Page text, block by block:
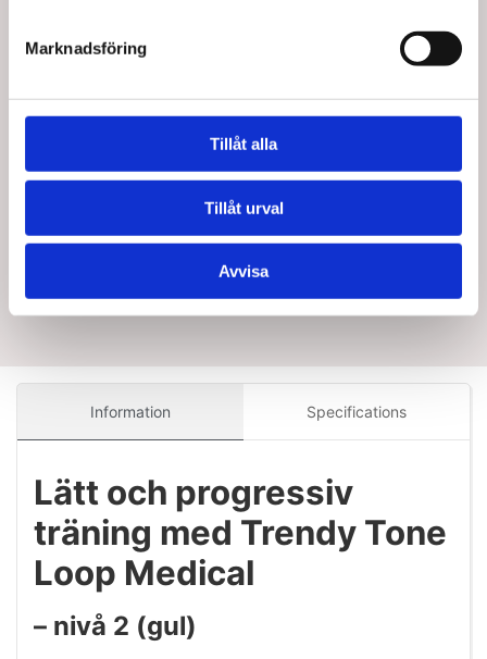
Marknadsföring
Tillåt alla
Tillåt urval
Avvisa
69,75
SEK 62,78
Lägg i
16 i lager
SEK 80,78/ St.
Lägg i
15 i lager
Information Specifications
Lätt och progressiv
träning med Trendy Tone
Loop Medical
– nivå 2 (gul)